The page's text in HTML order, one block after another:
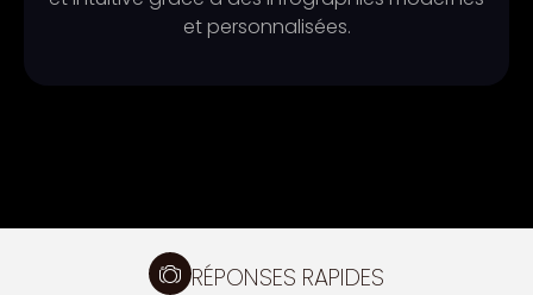
et personnalisées.
RÉPONSES RAPIDES